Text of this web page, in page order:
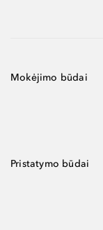
Mokėjimo būdai
Pristatymo būdai